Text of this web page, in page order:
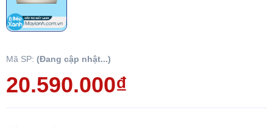
Mã SP: (Đang cập nhật...)
20.590.000₫